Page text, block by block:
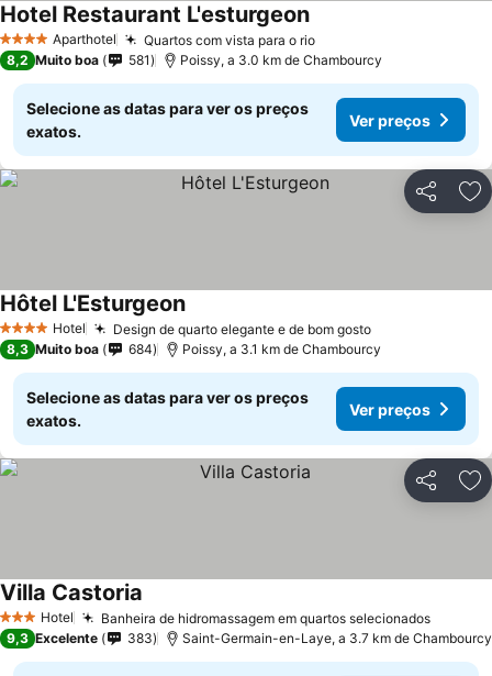
4 EstrelasAparthotel Quartos com vista para o rioVer preços
Hotel Restaurant L'esturgeonVer preços
8,2 Muito boa 581 Poissy, a 3.0 km de Chambourcy
Selecione as datas para ver os preços
exatos.
Ver preços
Partilhar
4 EstrelasHotel Design de quarto elegante e de bom gostoVer preços
Hôtel L'EsturgeonVer preços
8,3 Muito boa 684 Poissy, a 3.1 km de Chambourcy
Selecione as datas para ver os preços
exatos.
Ver preços
Partilhar
3 EstrelasHotel Banheira de hidromassagem em quartos selecionadosVer
Villa Castoria
9,3 Excelente 383 Saint-Germain-en-Laye, a 3.7 km de Chambourcy